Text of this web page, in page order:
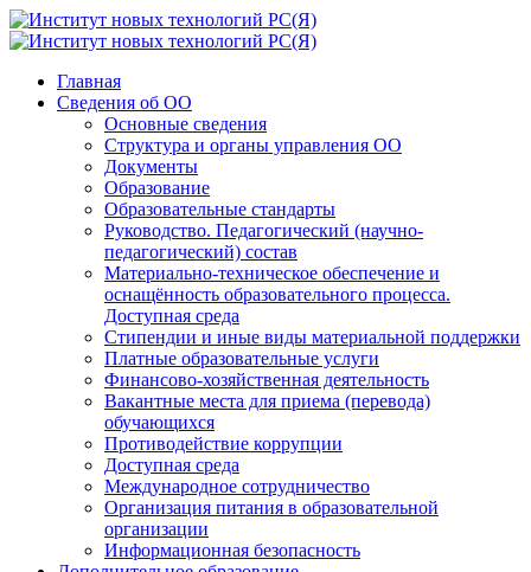
Главная
Сведения об ОО
Основные сведения
Структура и органы управления ОО
Документы
Образование
Образовательные стандарты
Руководство. Педагогический (научно-
педагогический) состав
Материально-техническое обеспечение и
оснащённость образовательного процесса.
Доступная среда
Стипендии и иные виды материальной поддержки
Платные образовательные услуги
Финансово-хозяйственная деятельность
Вакантные места для приема (перевода)
обучающихся
Противодействие коррупции
Доступная среда
Международное сотрудничество
Организация питания в образовательной
организации
Информационная безопасность